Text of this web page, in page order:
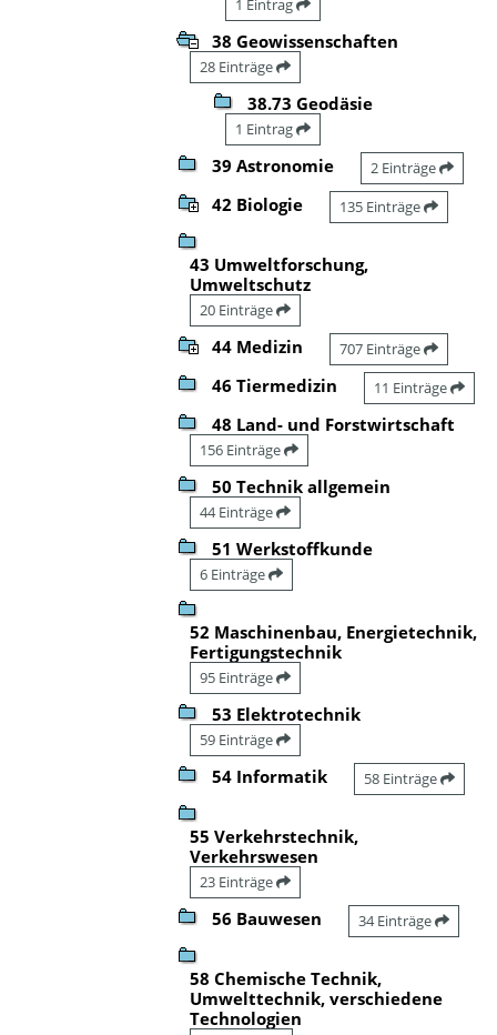
1 Eintrag
38 Geowissenschaften
28 Einträge
38.73 Geodäsie
1 Eintrag
39 Astronomie 2 Einträge
42 Biologie 135 Einträge
43 Umweltforschung,
Umweltschutz
20 Einträge
44 Medizin 707 Einträge
46 Tiermedizin 11 Einträge
48 Land- und Forstwirtschaft
156 Einträge
50 Technik allgemein
44 Einträge
51 Werkstoffkunde
6 Einträge
52 Maschinenbau, Energietechnik,
Fertigungstechnik
95 Einträge
53 Elektrotechnik
59 Einträge
54 Informatik 58 Einträge
55 Verkehrstechnik,
Verkehrswesen
23 Einträge
56 Bauwesen 34 Einträge
58 Chemische Technik,
Umwelttechnik, verschiedene
Technologien